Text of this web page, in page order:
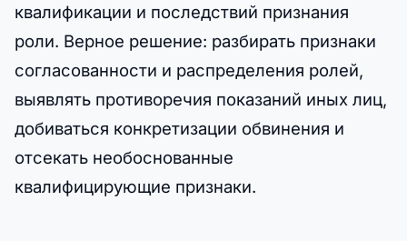
квалификации и последствий признания
роли. Верное решение: разбирать признаки
согласованности и распределения ролей,
выявлять противоречия показаний иных лиц,
добиваться конкретизации обвинения и
отсекать необоснованные
квалифицирующие признаки.